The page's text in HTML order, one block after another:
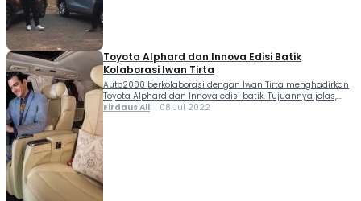
Toyota Alphard dan Innova Edisi Batik
Kolaborasi Iwan Tirta
Auto2000 berkolaborasi dengan Iwan Tirta menghadirkan
Toyota Alphard dan Innova edisi batik. Tujuannya jelas,
untuk meningkatkan kebanggaan atas batik melalui
Firdaus Ali 08 Jul 2022